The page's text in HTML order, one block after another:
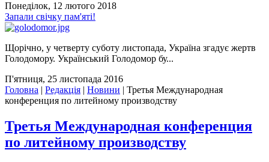
Понеділок, 12 лютого 2018
Запали свічку пам'яті!
Щорічно, у четверту суботу листопада, Україна згадує жертв
Голодомору. Український Голодомор бу...
П'ятниця, 25 листопада 2016
Головна | Редакція | Новини | Третья Международная
конференция по литейному производству
Третья Международная конференция
по литейному производству